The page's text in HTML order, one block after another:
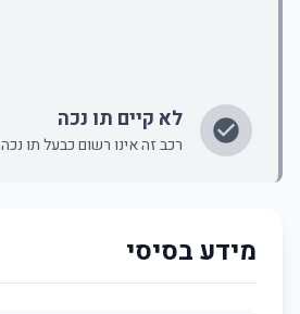
לא קיים תו נכה
רכב זה אינו רשום כבעל תו נכה
מידע בסיסי